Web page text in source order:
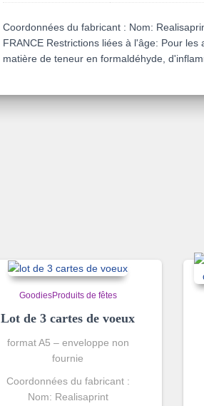
Coordonnées du fabricant : Nom:
FRANCE Restrictions liées à l'âge: Pour
matière de teneur en formaldéhyde,
GoodiesProduits de fêtes
Lot de 3 cartes de voeux
format A5 – enveloppe non
fournie
Coordonnées du fabricant :
Nom: Realisaprint